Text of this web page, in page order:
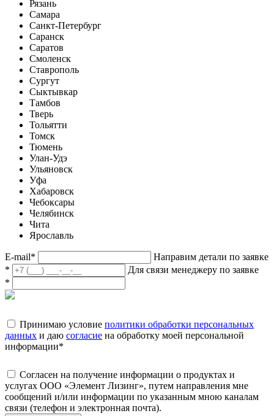
Рязань
Самара
Санкт-Петербург
Саранск
Саратов
Смоленск
Ставрополь
Сургут
Сыктывкар
Тамбов
Тверь
Тольятти
Томск
Тюмень
Улан-Удэ
Ульяновск
Уфа
Хабаровск
Чебоксары
Челябинск
Чита
Ярославль
E-mail*
Направим детали по заявке
*
Для связи менеджеру по заявке
*
Принимаю условие политики обработки персональных
данных и даю согласие на обработку моей персональной
информации*
Согласен на получение информации о продуктах и
услугах ООО «Элемент Лизинг», путем направления мне
сообщений и/или информации по указанным мною каналам
связи (телефон и электронная почта).